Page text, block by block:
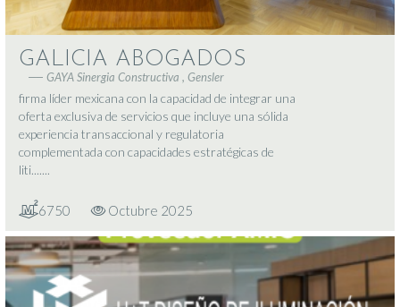
GALICIA ABOGADOS
GAYA Sinergia Constructiva , Gensler
firma líder mexicana con la capacidad de integrar una
oferta exclusiva de servicios que incluye una sólida
experiencia transaccional y regulatoria
complementada con capacidades estratégicas de
liti.......
6750 Octubre 2025